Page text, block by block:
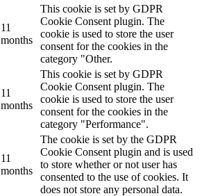
11
months
This cookie is set by GDPR
Cookie Consent plugin. The
cookie is used to store the user
consent for the cookies in the
category "Other.
11
months
This cookie is set by GDPR
Cookie Consent plugin. The
cookie is used to store the user
consent for the cookies in the
category "Performance".
11
months
The cookie is set by the GDPR
Cookie Consent plugin and is used
to store whether or not user has
consented to the use of cookies. It
does not store any personal data.